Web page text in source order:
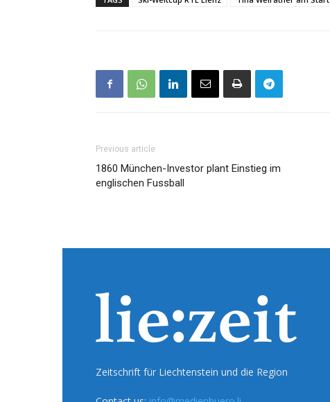
Previous article
1860 München-Investor plant Einstieg im
englischen Fussball
Zeitschrift für Liechtenstein und die Region